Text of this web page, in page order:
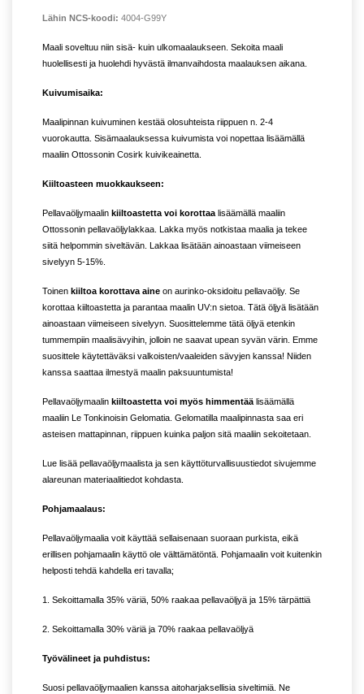
Lähin NCS-koodi: 4004-G99Y
Maali soveltuu niin sisä- kuin ulkomaalaukseen. Sekoita maali
huolellisesti ja huolehdi hyvästä ilmanvaihdosta maalauksen aikana.
Kuivumisaika:
Maalipinnan kuivuminen kestää olosuhteista riippuen n. 2-4
vuorokautta. Sisämaalauksessa kuivumista voi nopettaa lisäämällä
maaliin Ottossonin Cosirk kuivikeainetta.
Kiiltoasteen muokkaukseen:
Pellavaöljymaalin kiiltoastetta voi korottaa lisäämällä maaliin
Ottossonin pellavaöljylakkaa. Lakka myös notkistaa maalia ja tekee
siitä helpommin siveltävän. Lakkaa lisätään ainoastaan viimeiseen
sivelyyn 5-15%.
Toinen kiiltoa korottava aine on aurinko-oksidoitu pellavaöljy. Se
korottaa kiiltoastetta ja parantaa maalin UV:n sietoa. Tätä öljyä lisätään
ainoastaan viimeiseen sivelyyn. Suosittelemme tätä öljyä etenkin
tummempiin maalisävyihin, jolloin ne saavat upean syvän värin. Emme
suosittele käytettäväksi valkoisten/vaaleiden sävyjen kanssa! Niiden
kanssa saattaa ilmestyä maalin paksuuntumista!
Pellavaöljymaalin kiiltoastetta voi myös himmentää lisäämällä
maaliin Le Tonkinoisin Gelomatia. Gelomatilla maalipinnasta saa eri
asteisen mattapinnan, riippuen kuinka paljon sitä maaliin sekoitetaan.
Lue lisää pellavaöljymaalista ja sen käyttöturvallisuustiedot sivujemme
alareunan materiaalitiedot kohdasta.
Pohjamaalaus:
Pellavaöljymaalia voit käyttää sellaisenaan suoraan purkista, eikä
erillisen pohjamaalin käyttö ole välttämätöntä. Pohjamaalin voit kuitenkin
helposti tehdä kahdella eri tavalla;
1. Sekoittamalla 35% väriä, 50% raakaa pellavaöljyä ja 15% tärpättiä
2. Sekoittamalla 30% väriä ja 70% raakaa pellavaöljyä
Työvälineet ja puhdistus:
Suosi pellavaöljymaalien kanssa aitoharjaksellisia siveltimiä. Ne